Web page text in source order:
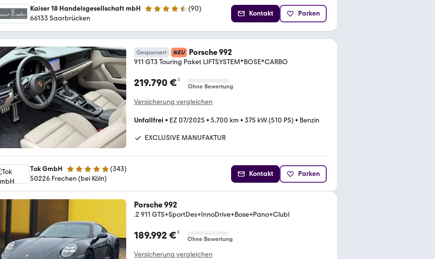
Kaiser 18 Handelsgesellschaft mbH 4.4 Sterne (90)
66133 Saarbrücken
Kontakt Parken
Gesponsert NEU Porsche 992
911 GT3 Touring Paket LIFTSYSTEM*BOSE*CARBO
219.790 €¹
Ohne Bewertung
Versicherung vergleichen
Unfallfrei • EZ 07/2025 • 5.700 km • 375 kW (510 PS) • Benzin
EXCLUSIVE MANUFAKTUR
Tok GmbH 4.8 Sterne (343)
50226 Frechen (bei Köln)
Kontakt Parken
Porsche 992
.2 911 GTS+SportDes+InnoDrive+Bose+Pano+Clubl
189.992 €¹
Ohne Bewertung
Versicherung vergleichen